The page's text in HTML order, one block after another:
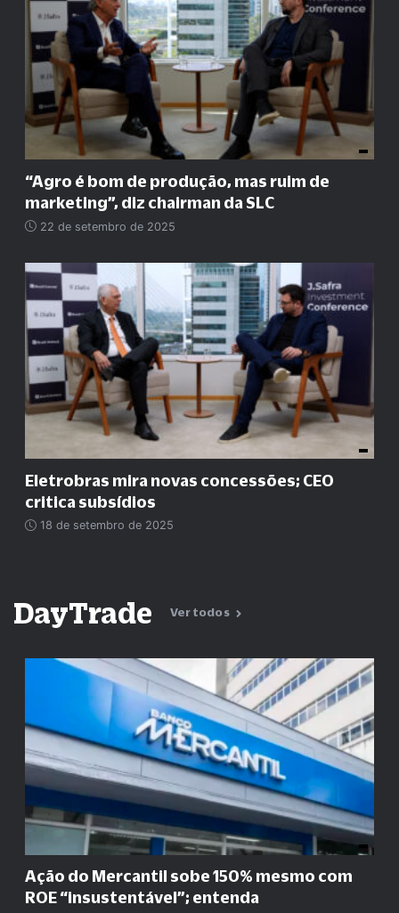
“Agro é bom de produção, mas ruim de
marketing”, diz chairman da SLC
22 de setembro de 2025
Eletrobras mira novas concessões; CEO
critica subsídios
18 de setembro de 2025
DayTrade Ver todos
Ação do Mercantil sobe 150% mesmo com
ROE“insustentável”; entenda